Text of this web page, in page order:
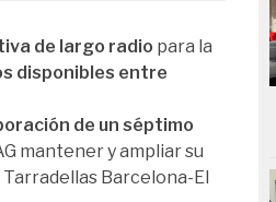
de largo radio para la
disponibles entre
de un séptimo
mantener y ampliar su
Barcelona-El